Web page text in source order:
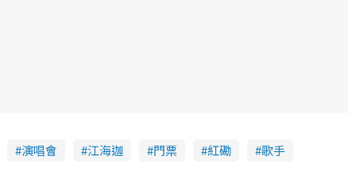
演唱會 江海迦 門票 紅磡 歌手